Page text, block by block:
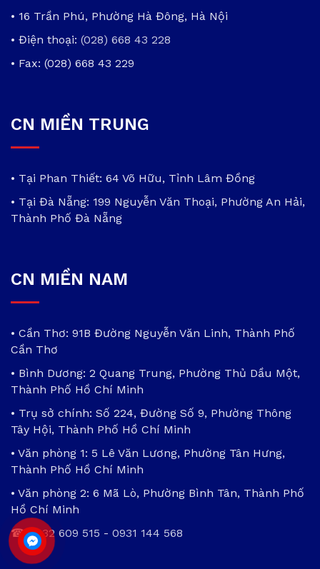
• 16 Trần Phú, Phường Hà Đông, Hà Nội
• Điện thoại: (028) 668 43 228
• Fax: (028) 668 43 229
CN MIỀN TRUNG
• Tại Phan Thiết: 64 Võ Hữu, Tỉnh Lâm Đồng
• Tại Đà Nẵng: 199 Nguyễn Văn Thoại, Phường An Hải,
Thành Phố Đà Nẵng
CN MIỀN NAM
• Cần Thơ: 91B Đường Nguyễn Văn Linh, Thành Phố
Cần Thơ
• Bình Dương: 2 Quang Trung, Phường Thủ Dầu Một,
Thành Phố Hồ Chí Minh
• Trụ sở chính: Số 224, Đường Số 9, Phường Thông
Tây Hội, Thành Phố Hồ Chí Minh
• Văn phòng 1: 5 Lê Văn Lương, Phường Tân Hưng,
Thành Phố Hồ Chí Minh
• Văn phòng 2: 6 Mã Lò, Phường Bình Tân, Thành Phố
Hồ Chí Minh
☎0932 609 515 - 0931 144 568